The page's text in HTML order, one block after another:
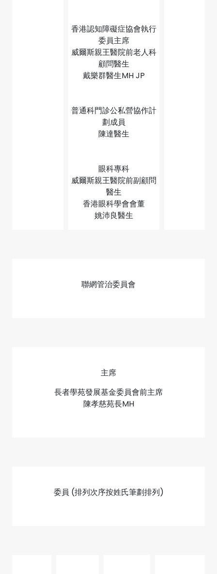
香港認知障礙症協會執行
委員主席
威爾斯親王醫院前老人科
顧問醫生
戴樂群醫生MH JP
普通科門診公私營協作計
劃成員
陳達醫生
眼科專科
威爾斯親王醫院前副顧問
醫生
香港眼科學會會董
姚沛良醫生
聯網管治委員會
主席
長者學苑發展基金委員會前主席
陳孝慈苑長MH
委員 (排列次序按姓氏筆劃排列)